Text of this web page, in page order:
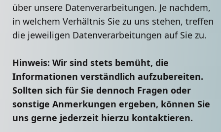
über unsere Datenverarbeitungen. Je nachdem,
in welchem Verhältnis Sie zu uns stehen, treffen
die jeweiligen Datenverarbeitungen auf Sie zu.
Hinweis: Wir sind stets bemüht, die
Informationen verständlich aufzubereiten.
Sollten sich für Sie dennoch Fragen oder
sonstige Anmerkungen ergeben, können Sie
uns gerne jederzeit hierzu kontaktieren.